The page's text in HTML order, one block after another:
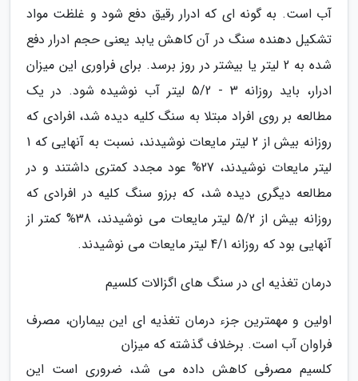
آب است. به گونه ای که ادرار رقیق دفع شود و غلظت مواد
تشکیل دهنده سنگ در آن کاهش یابد یعنی حجم ادرار دفع
شده به 2 لیتر یا بیشتر در روز برسد. برای فراوری این میزان
ادرار، باید روزانه 3 - 5/2 لیتر آب نوشیده شود. در یک
مطالعه بر روی افراد مبتلا به سنگ کلیه دیده شد، افرادی که
روزانه بیش از 2 لیتر مایعات نوشیدند، نسبت به آنهایی که 1
لیتر مایعات نوشیدند، 27% عود مجدد کمتری داشتند و در
مطالعه دیگری دیده شد، که برزو سنگ کلیه در افرادی که
روزانه بیش از 5/2 لیتر مایعات می نوشیدند، 38% کمتر از
آنهایی بود که روزانه 4/1 لیتر مایعات می نوشیدند.
درمان تغذیه ای در سنگ های اگزالات کلسیم
اولین و مهمترین جزء درمان تغذیه ای این بیماران، مصرف
فراوان آب است. برخلاف گذشته که میزان
کلسیم مصرفی کاهش داده می شد، ضروری است این